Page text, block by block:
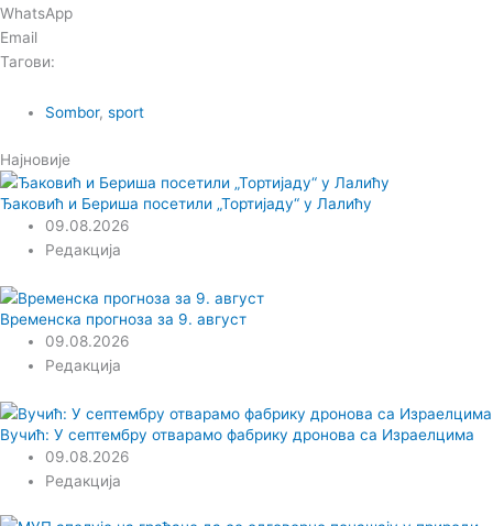
WhatsApp
Email
Тагови:
Sombor,sport
Најновије
Ђаковић и Бериша посетили „Тортијаду“ у Лалићу
09.08.2026
Редакција
Временска прогноза за 9. август
09.08.2026
Редакција
Вучић: У септембру отварамо фабрику дронова са Израелцима
09.08.2026
Редакција